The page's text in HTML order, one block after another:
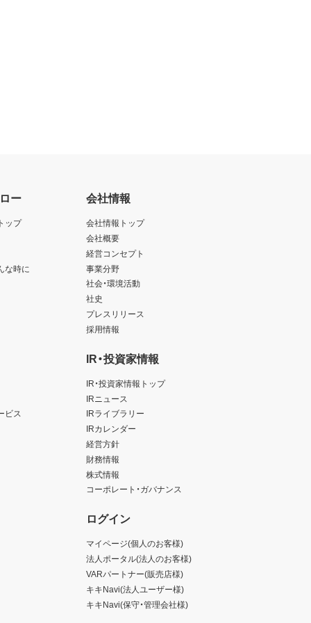
ー
ップ
な時に
ビス
会社情報
会社情報トップ
会社概要
経営コンセプト
事業分野
社会・環境活動
社史
プレスリリース
採用情報
IR・投資家情報
IR・投資家情報トップ
IRニュース
IRライブラリー
IRカレンダー
経営方針
財務情報
株式情報
コーポレート・ガバナンス
ログイン
マイページ(個人のお客様)
法人ポータル(法人のお客様)
VARパートナー(販売店様)
キキNavi(法人ユーザー様)
キキNavi(保守・管理会社様)